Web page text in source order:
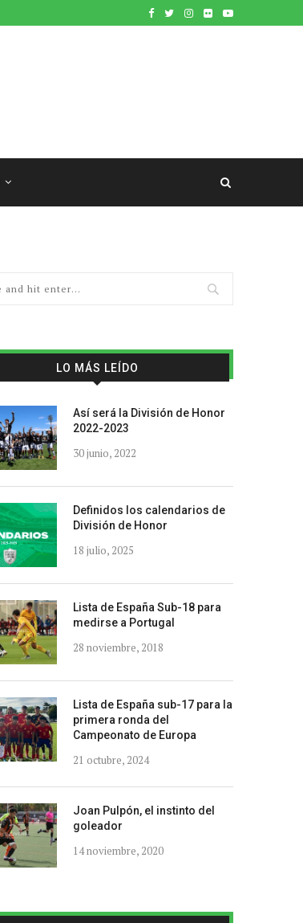
LO MÁS LEÍDO
Así será la División de Honor
2022-2023
30 junio, 2022
Definidos los calendarios de
División de Honor
18 julio, 2025
Lista de España Sub-18 para
medirse a Portugal
28 noviembre, 2018
Lista de España sub-17 para la
primera ronda del
Campeonato de Europa
21 octubre, 2024
Joan Pulpón, el instinto del
goleador
14 noviembre, 2020